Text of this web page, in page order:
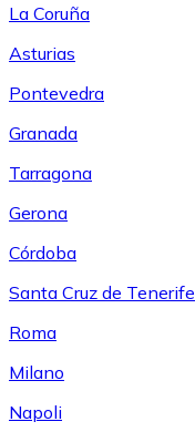
La Coruña
Asturias
Pontevedra
Granada
Tarragona
Gerona
Córdoba
Santa Cruz de Tenerife
Roma
Milano
Napoli